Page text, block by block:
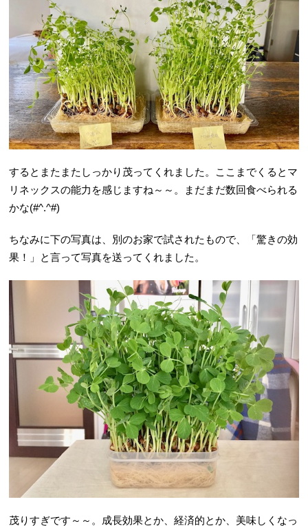
するとまたまたしっかり茂ってくれました。ここまでくるとマ
リネックスの能力を感じますね～～。まだまだ数回食べられる
かな(#^.^#)
ちなみに下の写真は、別のお家で試されたもので、「驚きの効
果！」と言って写真を送ってくれました。
茂りすぎです～～。成長効果とか、経済的とか、美味しくなっ